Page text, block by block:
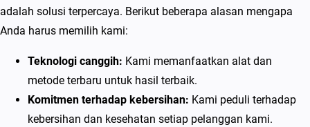
adalah solusi terpercaya. Berikut beberapa alasan mengapa
Anda harus memilih kami:
Teknologi canggih: Kami memanfaatkan alat dan
metode terbaru untuk hasil terbaik.
Komitmen terhadap kebersihan: Kami peduli terhadap
kebersihan dan kesehatan setiap pelanggan kami.